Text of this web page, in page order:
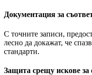
Документация за
С точните записи,
лесно да докажат, че
стандарти.
Защита срещу искове за